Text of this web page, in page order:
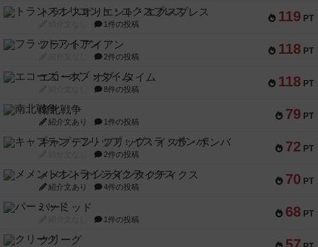
119 PT
トランスオリエント・エクスプレス
1件の投稿
118 PT
フラットアイアン
2件の投稿
118 PT
エコーズ・オブ・タイム
8件の投稿
79 PT
南北戦争
紹介文あり 1件の投稿
72 PT
キャプテン・フリップ：イスラ・ボンバ
2件の投稿
70 PT
メメントオンラインタクティクス
紹介文あり 4件の投稿
68 PT
パーミッド
1件の投稿
クリーグ